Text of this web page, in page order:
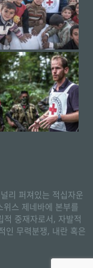
리 퍼져있는 적십자운
스 제네바에 본부를
적 중재자로서, 자발적
인 무력분쟁, 내란 혹은